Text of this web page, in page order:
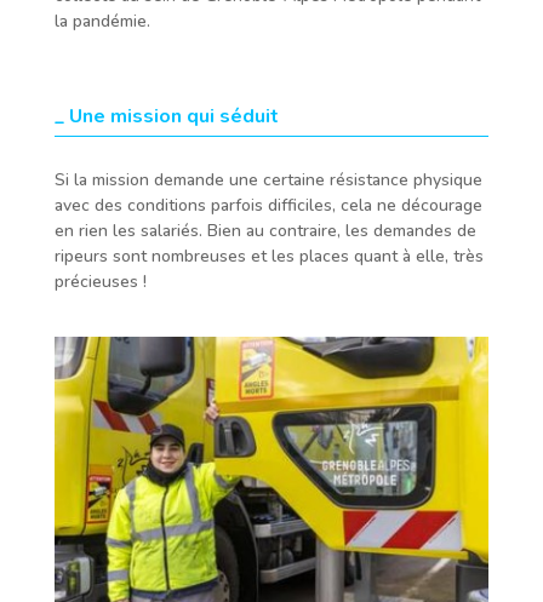
la pandémie.
_ Une mission qui séduit
Si la mission demande une certaine résistance physique
avec des conditions parfois difficiles, cela ne décourage
en rien les salariés. Bien au contraire, les demandes de
ripeurs sont nombreuses et les places quant à elle, très
précieuses !